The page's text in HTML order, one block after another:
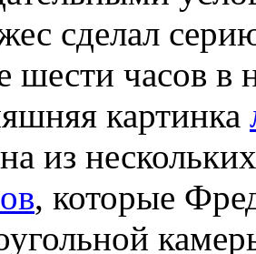
сделал
шести часов в
картинка
из
, которые